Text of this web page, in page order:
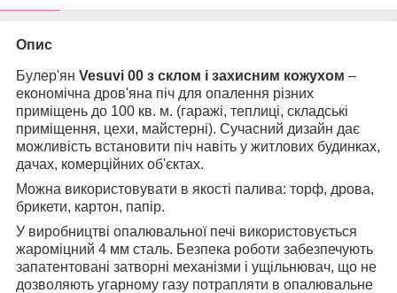
Опис
Булер'ян Vesuvi 00 з склом і захисним кожухом –
економічна дров'яна піч для опалення різних
приміщень до 100 кв. м. (гаражі, теплиці, складські
приміщення, цехи, майстерні). Сучасний дизайн дає
можливість встановити піч навіть у житлових будинках,
дачах, комерційних об'єктах.
Можна використовувати в якості палива: торф, дрова,
брикети, картон, папір.
У виробництві опалювальної печі використовується
жароміцний 4 мм сталь. Безпека роботи забезпечують
запатентовані затворні механізми і ущільнювач, що не
дозволяють угарному газу потрапляти в опалювальне